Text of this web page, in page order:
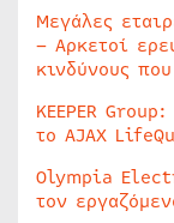
Μεγάλες
– Αρκετοί
κινδύνους
KEEPER
το AJAX
Olympia
τον